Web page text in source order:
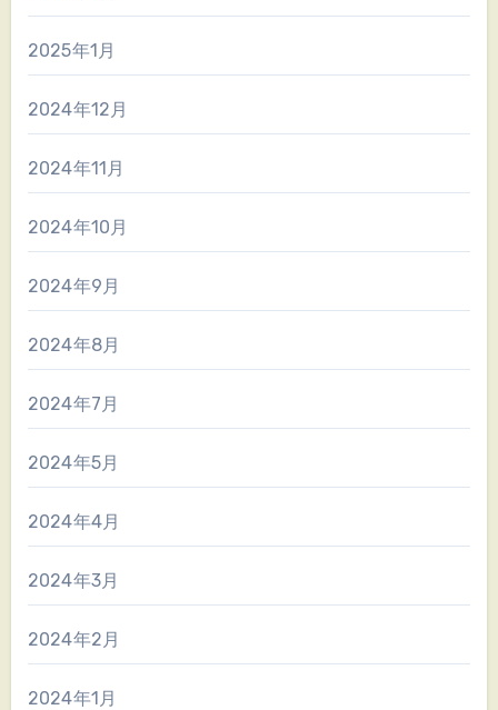
2025年1月
2024年12月
2024年11月
2024年10月
2024年9月
2024年8月
2024年7月
2024年5月
2024年4月
2024年3月
2024年2月
2024年1月